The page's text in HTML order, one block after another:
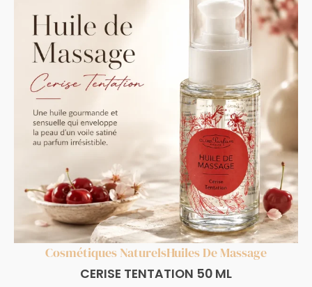
Cosmétiques NaturelsHuiles De Massage
CERISE TENTATION 50 ML